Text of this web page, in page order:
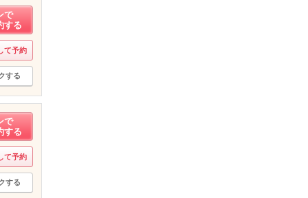
で
する
て予約
する
で
する
て予約
する